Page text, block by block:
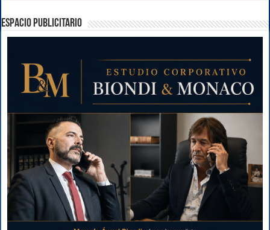
ESPACIO PUBLICITARIO